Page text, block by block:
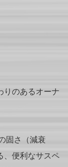
りのあるオーナ
固さ（減衰
、便利なサスペ